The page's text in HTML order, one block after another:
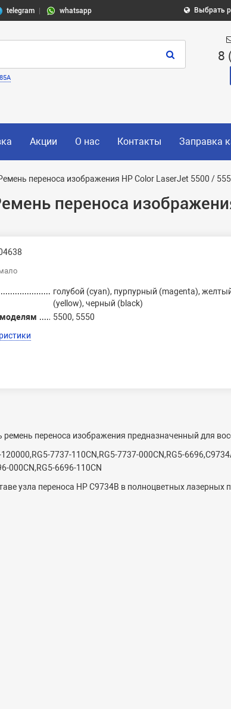
telegram whatsapp Выбрать
8
Акции О нас Контакты Заправка
переноса изображения HP Color LaserJet 5500 /
переноса
голубой (cyan), пурпурный (magenta),
(yellow), черный (black)
моделям
5500, 5550
переноса изображения предназначенный для
7737-110CN,RG5-7737-000CN,RG5-
000CN,RG5-6696-110CN
узла переноса HP C9734B в полноцветных лазерных